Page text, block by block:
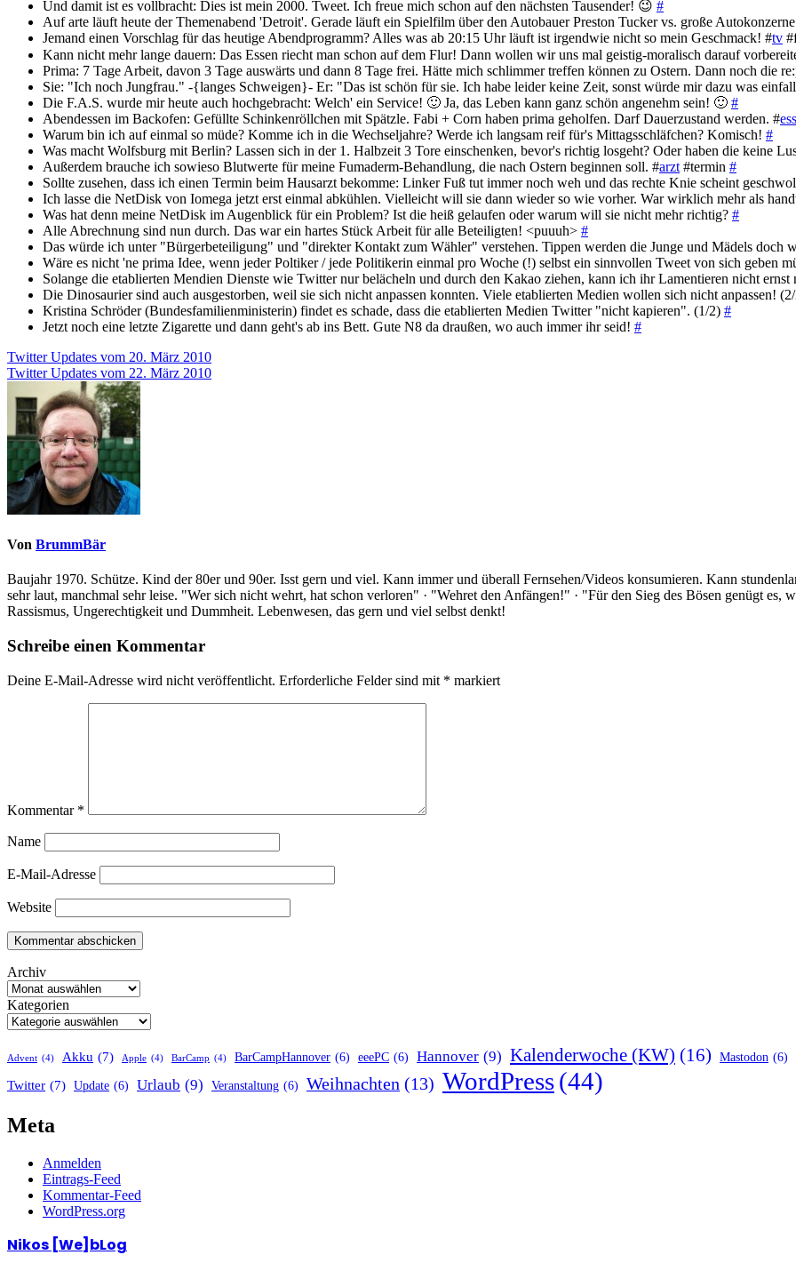
Und damit ist es vollbracht: Dies ist mein 2000. Tweet. Ich freue mich schon auf den nächsten Tausender! 😉 #
Auf arte läuft heute der Themenabend 'Detroit'. Gerade läuft ein Spielfilm über den Autobauer Preston Tucker vs. große
Jemand einen Vorschlag für das heutige Abendprogramm? Alles was ab 20:15 Uhr läuft ist irgendwie nicht so mein Geschmack! #tv
Kann nicht mehr lange dauern: Das Essen riecht man schon auf dem Flur! Dann wollen wir uns mal geistig-moralisch darauf
Prima: 7 Tage Arbeit, davon 3 Tage auswärts und dann 8 Tage frei. Hätte mich schlimmer treffen können zu Ostern. Dann noch die
Sie: "Ich noch Jungfrau." -{langes Schweigen}- Er: "Das ist schön für sie. Ich habe leider keine Zeit, sonst würde mir dazu was
Die F.A.S. wurde mir heute auch hochgebracht: Welch' ein Service! 🙂 Ja, das Leben kann ganz schön angenehm sein! 🙂 #
Abendessen im Backofen: Gefüllte Schinkenröllchen mit Spätzle. Fabi + Corn haben prima geholfen. Darf Dauerzustand werden. #
Warum bin ich auf einmal so müde? Komme ich in die Wechseljahre? Werde ich langsam reif für's Mittagsschläfchen? Komisch! #
Was macht Wolfsburg mit Berlin? Lassen sich in der 1. Halbzeit 3 Tore einschenken, bevor's richtig losgeht? Oder haben die keine
Außerdem brauche ich sowieso Blutwerte für meine Fumaderm-Behandlung, die nach Ostern beginnen soll. #arzt #termin #
Sollte zusehen, dass ich einen Termin beim Hausarzt bekomme: Linker Fuß tut immer noch weh und das rechte Knie scheint
Ich lasse die NetDisk von Iomega jetzt erst einmal abkühlen. Vielleicht will sie dann wieder so wie vorher. War wirklich mehr als
Was hat denn meine NetDisk im Augenblick für ein Problem? Ist die heiß gelaufen oder warum will sie nicht mehr richtig? #
Alle Abrechnung sind nun durch. Das war ein hartes Stück Arbeit für alle Beteiligten! <puuuh> #
Das würde ich unter "Bürgerbeteiligung" und "direkter Kontakt zum Wähler" verstehen. Tippen werden die Junge und Mädels doch
Wäre es nicht 'ne prima Idee, wenn jeder Poltiker / jede Politikerin einmal pro Woche (!) selbst ein sinnvollen Tweet von sich geben
Solange die etablierten Mendien Dienste wie Twitter nur belächeln und durch den Kakao ziehen, kann ich ihr Lamentieren nicht ernst
Die Dinosaurier sind auch ausgestorben, weil sie sich nicht anpassen konnten. Viele etablierten Medien wollen sich nicht anpassen!
Kristina Schröder (Bundesfamilienministerin) findet es schade, dass die etablierten Medien Twitter "nicht kapieren". (1/2) #
Jetzt noch eine letzte Zigarette und dann geht's ab ins Bett. Gute N8 da draußen, wo auch immer ihr seid! #
Beitragsnavigation
Twitter Updates vom 20. März 2010
Twitter Updates vom 22. März 2010
Von BrummBär
Baujahr 1970. Schütze. Kind der 80er und 90er. Isst gern und viel. Kann immer und überall Fernsehen/Videos konsumieren. Kann
sehr laut, manchmal sehr leise. "Wer sich nicht wehrt, hat schon verloren" · "Wehret den Anfängen!" · "Für den Sieg des Bösen genügt es,
Rassismus, Ungerechtigkeit und Dummheit. Lebenwesen, das gern und viel selbst denkt!
Schreibe einen Kommentar
Deine E-Mail-Adresse wird nicht veröffentlicht. Erforderliche Felder sind mit * markiert
Kommentar *
Name
E-Mail-Adresse
Website
Archiv
Kategorien
Advent (4) Akku (7) Apple (4) BarCamp (4) BarCampHannover (6) eeePC (6) Hannover (9) Kalenderwoche (KW) (16) Mastodon (6)
Twitter (7) Update (6) Urlaub (9) Veranstaltung (6) Weihnachten (13) WordPress(44)
Meta
Anmelden
Eintrags-Feed
Kommentar-Feed
WordPress.org
Nikos [We]bLog